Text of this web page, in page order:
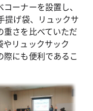
ーナーを設置し、
提げ袋、リュックサ
重さを比べていただ
やリュックサック
にも便利であるこ